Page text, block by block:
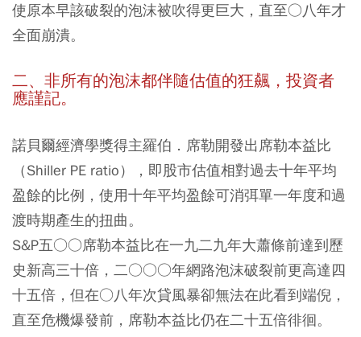
使原本早該破裂的泡沫被吹得更巨大，直至○八年才
全面崩潰。
二、非所有的泡沫都伴隨估值的狂飆，投資者
應謹記。
諾貝爾經濟學獎得主羅伯．席勒開發出席勒本益比
（Shiller PE ratio），即股市估值相對過去十年平均
盈餘的比例，使用十年平均盈餘可消弭單一年度和過
渡時期產生的扭曲。
S&P五○○席勒本益比在一九二九年大蕭條前達到歷
史新高三十倍，二○○○年網路泡沫破裂前更高達四
十五倍， 但在○八年次貸風暴卻無法在此看到端倪，
直至危機爆發前，席勒本益比仍在二十五倍徘徊。